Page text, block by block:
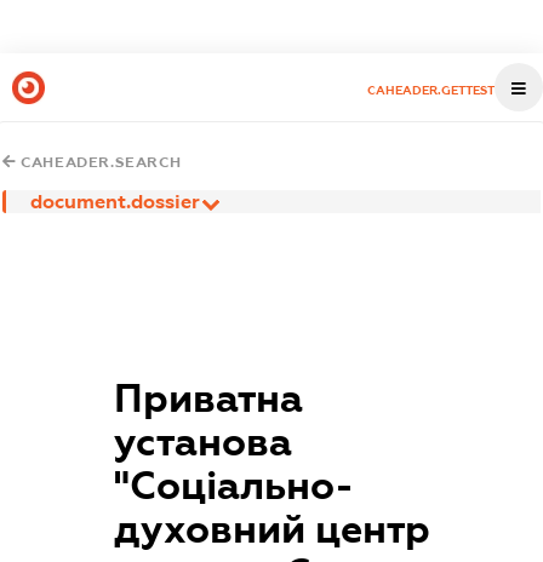
CAHEADER.GETTEST
CAHEADER.SEARCH
document.dossier
Приватна
установа
"Соціально-
духовний центр